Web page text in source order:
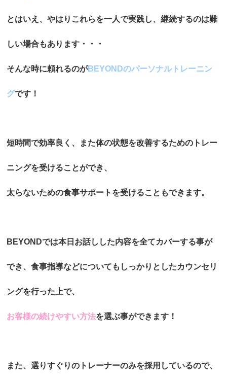
とはいえ、やはりこれらを一人で実践し、継続するのは難
しい場合もあります・・・
そんな時に頼れるのがBEYONDのパーソナルトレーニン
グです！
短時間で効率良く、また体の状態を改善するためのトレー
ニングを受けることができ、
太らないための食事サポートを受けることもできます。
BEYONDでは本日お話しした内容を全てカバーする事が
でき、食事指導などについてもしっかりとしたカウンセリ
ングを行った上で、
お客様の続けやすい方法を選ぶ事ができます！
また、選りすぐりのトレーナーのみを採用しているので、